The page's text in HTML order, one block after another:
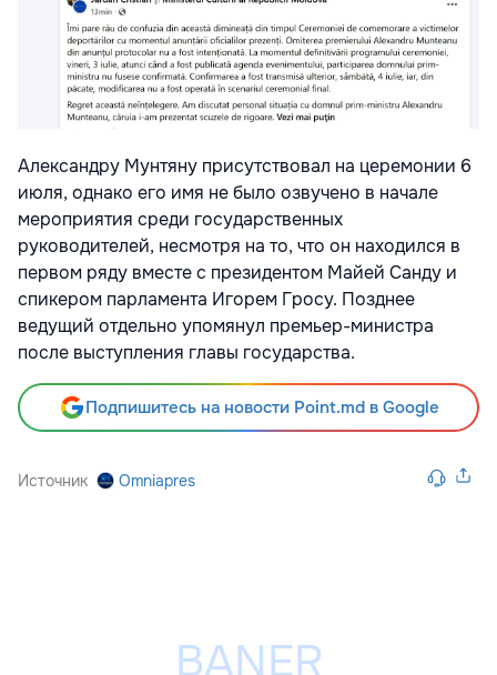
Александру Мунтяну присутствовал на церемонии 6
июля, однако его имя не было озвучено в начале
мероприятия среди государственных
руководителей, несмотря на то, что он находился в
первом ряду вместе с президентом Майей Санду и
спикером парламента Игорем Гросу. Позднее
ведущий отдельно упомянул премьер-министра
после выступления главы государства.
Подпишитесь на новости Point.md в Google
Источник Omniapres